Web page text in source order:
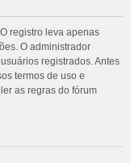
registro leva apenas
O administrador
registrados. Antes
termos de uso e
as regras do fórum